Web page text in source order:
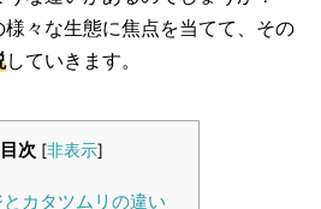
々な生態に焦点を当てて、その
していきます。
目次 [非表示]
カタツムリの違い